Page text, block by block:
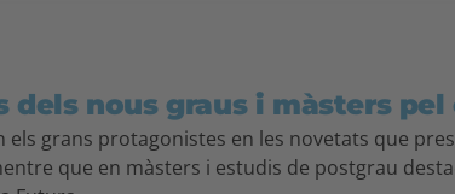
nous graus i màsters pel
grans protagonistes en les novetats que
que en màsters i estudis de postgrau